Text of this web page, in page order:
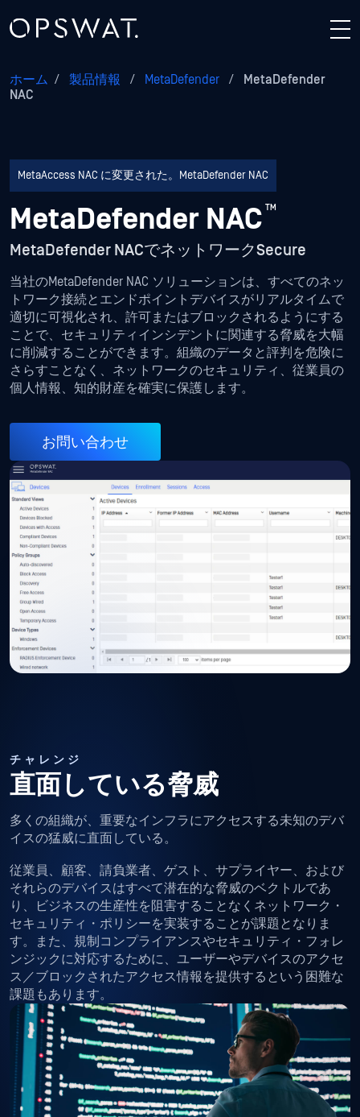
ホーム / 製品情報 / MetaDefender /
MetaDefender
NAC
MetaAccess NAC に変更された。MetaDefender NAC
MetaDefender NAC™
MetaDefender NACでネットワークSecure
当社のMetaDefender NAC ソリューションは、すべてのネッ
トワーク接続とエンドポイントデバイスがリアルタイムで
適切に可視化され、許可またはブロックされるようにする
ことで、セキュリティインシデントに関連する脅威を大幅
に削減することができます。組織のデータと評判を危険に
さらすことなく、ネットワークのセキュリティ、従業員の
個人情報、知的財産を確実に保護します。
お問い合わせ
チャレンジ
直面している脅威
多くの組織が、重要なインフラにアクセスする未知のデバ
イスの猛威に直面している。
従業員、顧客、請負業者、ゲスト、サプライヤー、および
それらのデバイスはすべて潜在的な脅威のベクトルであ
り、ビジネスの生産性を阻害することなくネットワーク・
セキュリティ・ポリシーを実装することが課題となりま
す。また、規制コンプライアンスやセキュリティ・フォレ
ンジックに対応するために、ユーザーやデバイスのアクセ
ス／ブロックされたアクセス情報を提供するという困難な
課題もあります。